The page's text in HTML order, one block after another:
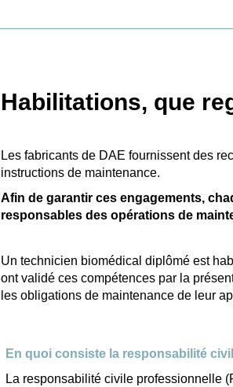
Habilitations, que
Les fabricants de DAE fournissent des
instructions de maintenance.
Afin de garantir ces engagements,
responsables des opérations de
Un technicien biomédical diplômé est
ont validé ces compétences par la
les obligations de maintenance de leur
En quoi consiste la responsabilité
La responsabilité civile professionnelle